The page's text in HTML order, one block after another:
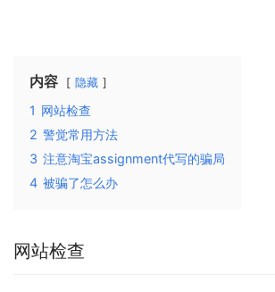
内容 隐藏
1 网站检查
2 警觉常用方法
3 注意淘宝assignment代写的骗局
4 被骗了怎么办
网站检查